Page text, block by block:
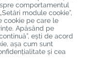
comportamentul
module cookie”,
cookie pe care le
Apăsând pe
ești de acord
așa cum sunt
și cea
08-08-2026
the Netherlands